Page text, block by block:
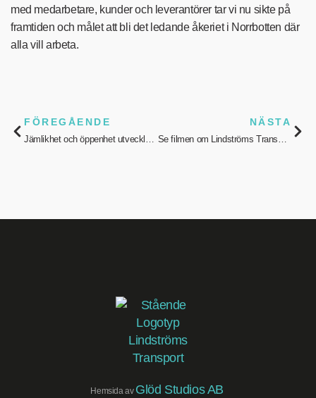
med medarbetare, kunder och leverantörer tar vi nu sikte på
framtiden och målet att bli det ledande åkeriet i Norrbotten där
alla vill arbeta.
FÖREGÅENDE
Jämlikhet och öppenhet utvecklar oss och Norrbotten
NÄSTA
Se filmen om Lindströms Transport
Hemsida av Glöd Studios AB